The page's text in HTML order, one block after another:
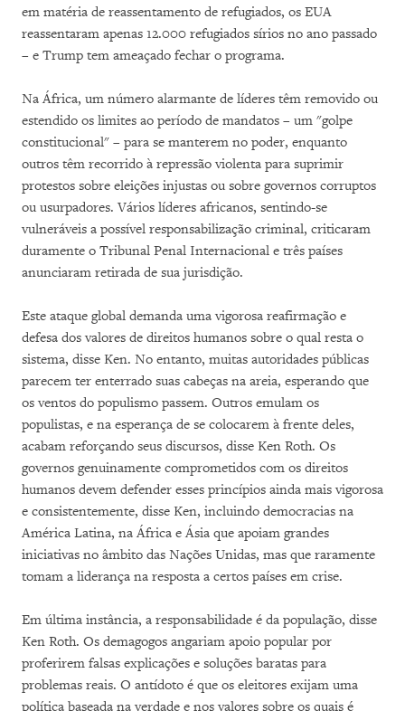
em matéria de reassentamento de refugiados, os EUA
reassentaram apenas 12.000 refugiados sírios no ano passado
– e Trump tem ameaçado fechar o programa.
Na África, um número alarmante de líderes têm removido ou
estendido os limites ao período de mandatos – um "golpe
constitucional" – para se manterem no poder, enquanto
outros têm recorrido à repressão violenta para suprimir
protestos sobre eleições injustas ou sobre governos corruptos
ou usurpadores. Vários líderes africanos, sentindo-se
vulneráveis a possível responsabilização criminal, criticaram
duramente o Tribunal Penal Internacional e três países
anunciaram retirada de sua jurisdição.
Este ataque global demanda uma vigorosa reafirmação e
defesa dos valores de direitos humanos sobre o qual resta o
sistema, disse Ken. No entanto, muitas autoridades públicas
parecem ter enterrado suas cabeças na areia, esperando que
os ventos do populismo passem. Outros emulam os
populistas, e na esperança de se colocarem à frente deles,
acabam reforçando seus discursos, disse Ken Roth. Os
governos genuinamente comprometidos com os direitos
humanos devem defender esses princípios ainda mais vigorosa
e consistentemente, disse Ken, incluindo democracias na
América Latina, na África e Ásia que apoiam grandes
iniciativas no âmbito das Nações Unidas, mas que raramente
tomam a liderança na resposta a certos países em crise.
Em última instância, a responsabilidade é da população, disse
Ken Roth. Os demagogos angariam apoio popular por
proferirem falsas explicações e soluções baratas para
problemas reais. O antídoto é que os eleitores exijam uma
política baseada na verdade e nos valores sobre os quais é